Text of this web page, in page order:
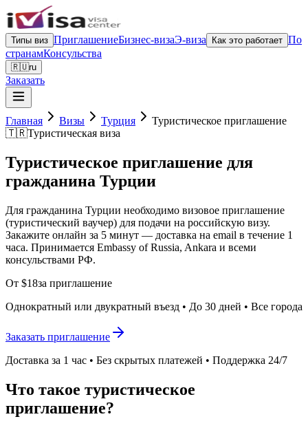
Типы виз ПриглашениеБизнес-визаЭ-виза Как это работает По
странамКонсульства
🇷🇺ru
Заказать
Главная Визы Турция
Туристическое приглашение
🇹🇷Туристическая виза
Туристическое приглашение для
гражданина Турции
Для гражданина Турции необходимо визовое приглашение
(туристический ваучер) для подачи на российскую визу.
Закажите онлайн за 5 минут — доставка на email в течение 1
часа. Принимается Embassy of Russia, Ankara и всеми
консульствами РФ.
От $18за приглашение
Однократный или двукратный въезд • До 30 дней • Все города
Заказать приглашение
Доставка за 1 час • Без скрытых платежей • Поддержка 24/7
Что такое туристическое
приглашение?